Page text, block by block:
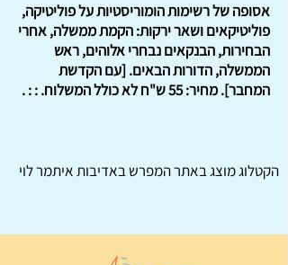
אסופה של רשימות הומוריסטיות על פוליטיקה,
פוליטיקאים ושאר ירקות: הקמת ממשלה, אחרי
הבחירות, הבנקאים נבחרי אלוהים, ראש
הממשלה, הדורות הבאים. [עם הקדשת
המחבר]. מחיר: 55 ש"ח לא כולל המשלוח. : : .
הקטלוג מוצג באתרהמפרשבאדיבות איתמר לוי